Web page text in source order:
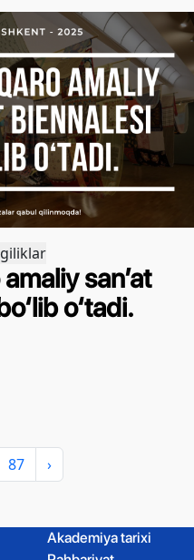
san’at
o‘tadi.
87 ›
Akademiya tarixi